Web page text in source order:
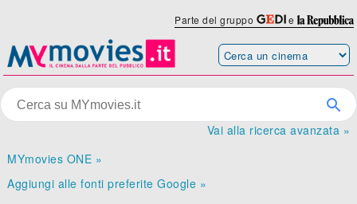
Parte del gruppo e
Vai alla ricerca avanzata »
MYmovies ONE »
Aggiungi alle fonti preferite Google »